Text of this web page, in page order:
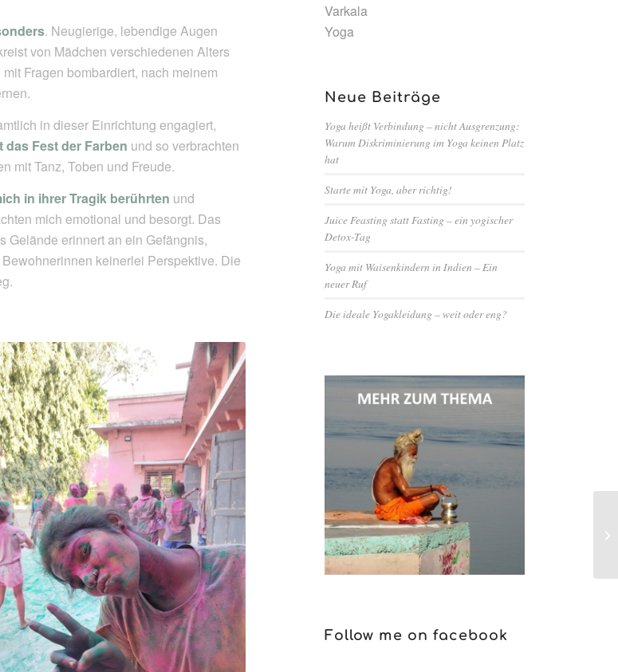
. Neugierige, lebendige Augen
von Mädchen verschiedenen Alters
Fragen bombardiert, nach meinem
in dieser Einrichtung engagiert,
das Fest der Farben und so verbrachten
mit Tanz, Toben und Freude.
in ihrer Tragik berührten und
mich emotional und besorgt. Das
Gelände erinnert an ein Gefängnis,
keinerlei Perspektive. Die
Varkala
Yoga
Neue Beiträge
Yoga heißt Verbindung – nicht Ausgrenzung:
Warum Diskriminierung im Yoga keinen Platz
hat
Starte mit Yoga, aber richtig!
Juice Feasting statt Fasting – ein yogischer
Detox-Tag
Yoga mit Waisenkindern in Indien – Ein
neuer Ruf
Die ideale Yogakleidung – weit oder eng?
Follow me on facebook